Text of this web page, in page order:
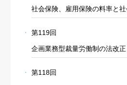
社会保険、雇用保険の料率と
第119回
企画業務型裁量労働制の法改正
第118回